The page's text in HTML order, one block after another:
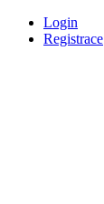
Login
Registrace